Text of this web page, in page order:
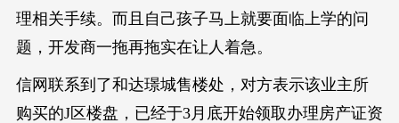
理相关手续。而且自己孩子马上就要面临上学的问
题，开发商一拖再拖实在让人着急。
信网联系到了和达璟城售楼处，对方表示该业主所
购买的J区楼盘，已经于3月底开始领取办理房产证资